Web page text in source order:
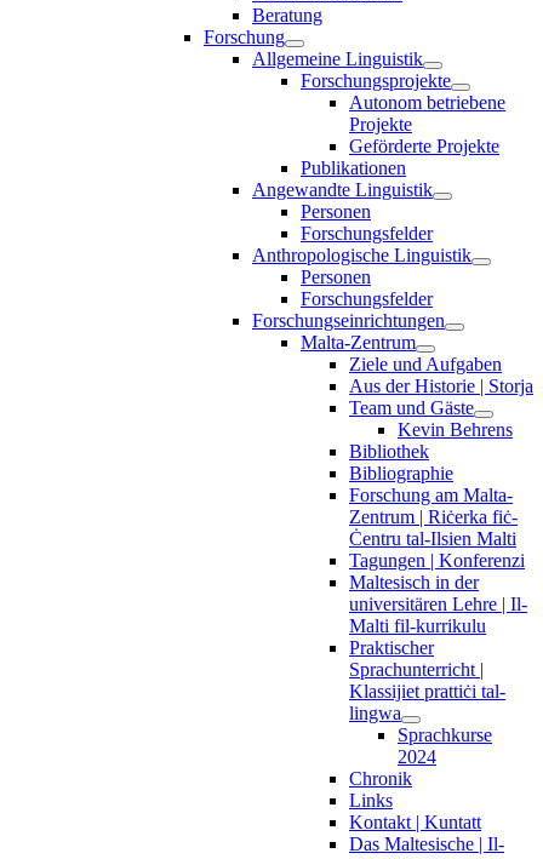
Beratung
Forschung
Allgemeine Linguistik
Forschungsprojekte
Autonom betriebene
Projekte
Geförderte Projekte
Publikationen
Angewandte Linguistik
Personen
Forschungsfelder
Anthropologische Linguistik
Personen
Forschungsfelder
Forschungseinrichtungen
Malta-Zentrum
Ziele und Aufgaben
Aus der Historie | Storja
Team und Gäste
Kevin Behrens
Bibliothek
Bibliographie
Forschung am Malta-
Zentrum | Riċerka fiċ-
Ċentru tal-Ilsien Malti
Tagungen | Konferenzi
Maltesisch in der
universitären Lehre | Il-
Malti fil-kurrikulu
Praktischer
Sprachunterricht |
Klassijiet prattiċi tal-
lingwa
Sprachkurse
2024
Chronik
Links
Kontakt | Kuntatt
Das Maltesische | Il-